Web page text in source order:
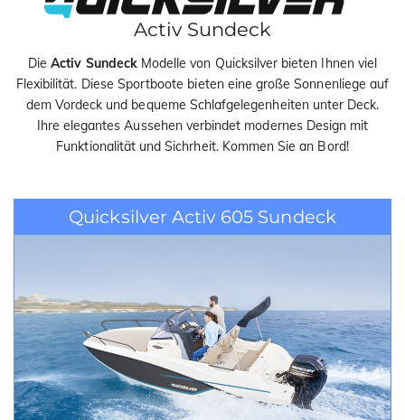
i
n
Activ Sundeck
DieActiv SundeckModelle von Quicksilver bieten Ihnen viel
Flexibilität. Diese Sportboote bieten eine große Sonnenliege auf
dem Vordeck und bequeme Schlafgelegenheiten unter Deck.
Ihre elegantes Aussehen verbindet modernes Design mit
Funktionalität und Sichrheit. Kommen Sie an Bord!
Quicksilver Activ 605 Sundeck